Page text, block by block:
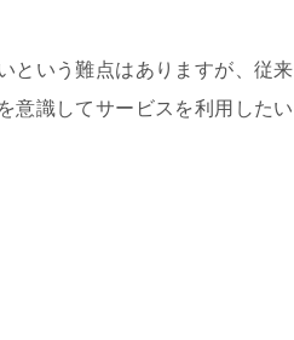
という難点はありますが、従来
意識してサービスを利用したい